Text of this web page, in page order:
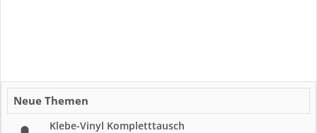
Neue Themen
Klebe-Vinyl Kompletttausch